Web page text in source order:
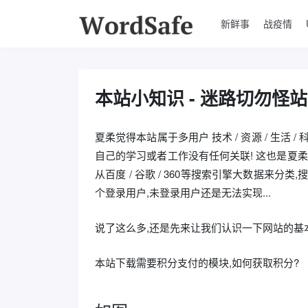
新鲜事 战疫情
本站小知识 - 迷路切勿怪
夏柔觉得本站属于多用户 技术 / 资源 / 生活 /
自己的学习或者工作没有任何关联! 这也是夏
从百度 / 谷歌 / 360等搜索引擎大数据来分类,
个登录用户,未登录用户还是无法实现...
说了这么多,还是先来让我们认识一下网站的基
本站下载需要积分支付的模块,如何获取积分?